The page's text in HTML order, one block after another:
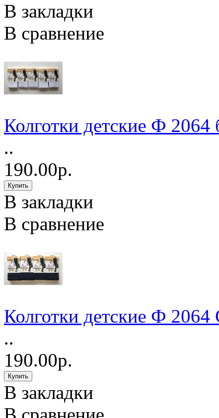
В закладки
В сравнение
Колготки детские Ф 2064
..
190.00р.
В закладки
В сравнение
Колготки детские Ф 2064
..
190.00р.
В закладки